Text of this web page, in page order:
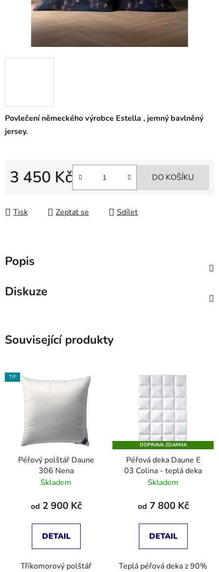
Povlečení německého výrobce Estella , jemný bavlněný
jersey.
3 450 Kč DO KOŠÍKU
Tisk Zeptat se Sdílet
Popis
Diskuze
Související produkty
TIP
Péřový polštář Daune
306 Nena
Skladem
od 2 900 Kč
DETAIL
Tříkomorový polštář
DOPRAVA ZDARMA
Péřová deka Daune E
03 Colina - teplá deka
Skladem
od 7 800 Kč
DETAIL
Teplá péřová deka z 90%